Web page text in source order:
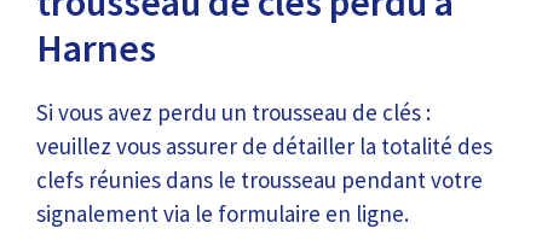
Harnes
Si vous avez perdu un trousseau de clés :
veuillez vous assurer de détailler la totalité des
clefs réunies dans le trousseau pendant votre
signalement via le formulaire en ligne.